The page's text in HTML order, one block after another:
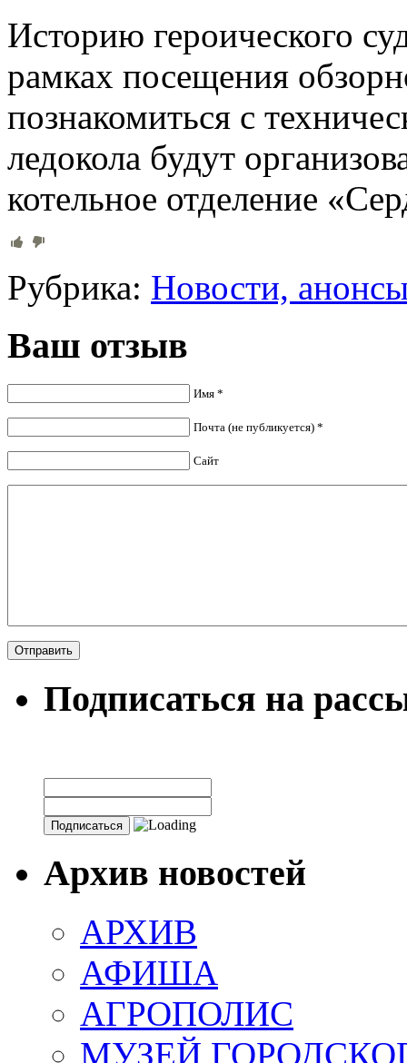
Историю героического
рамках посещения
познакомиться с
ледокола будут
котельное отделение
Рубрика: Новости,
Ваш отзыв
Имя *
Почта (не публикуется) *
Сайт
Подписаться на
Архив новостей
АРХИВ
АФИША
АГРОПОЛИС
МУЗЕЙ